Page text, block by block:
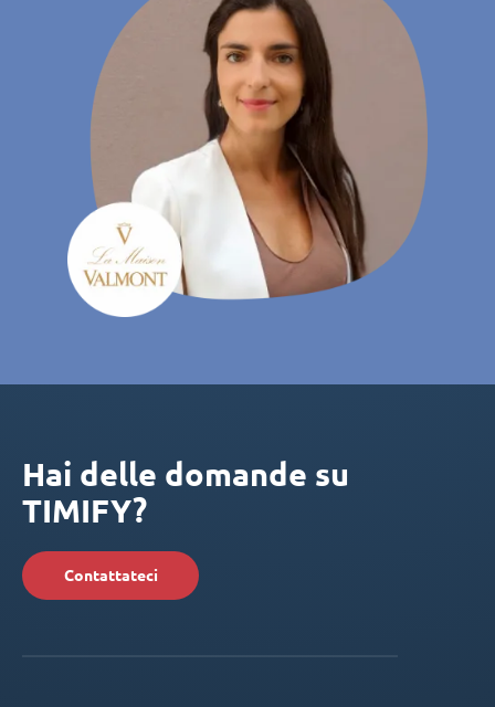
Hai delle domande su
TIMIFY?
Contattateci